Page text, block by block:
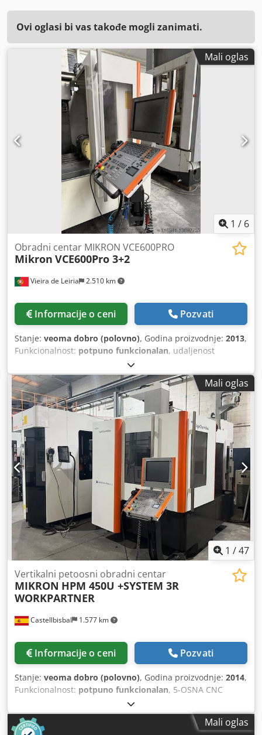
Ovi oglasi bi vas takođe mogli zanimati.
Mali oglas
1 / 6
Vieira de Leiria 2.510 km
Obradni centar MIKRON VCE600PRO
Mikron VCE600Pro 3+2
Informacije o ceni Pozvati
Stanje: veoma dobro (polovno), Godina proizvodnje: 2013,
Funkcionalnost: potpuno funkcionalan, udaljenost
, Y osa hod:
Z-ose:500 mm, proizvođač kontrolera:HEIDENHAIN,
model kontrolera:TNC 530 i, maksimalna brzina obrtanja:
10.000 o/min, broj mjesta u izmjenjivaču alata: 24
MIKRON VCE600PRO obradni centar sa hodovima na 3+2
osa X 600 Y 450 Z 540 mm, SK40 sa 10.000 o/min i ATC za
24 alata. Odlično stanje. Dwjdpfx Ajqi Ufxsdhsa
Mali oglas
1 /47
Castellbisbal 1.577 km
Vertikalni petoosni obradni centar
MIKRON HPM 450U +SYSTEM 3R
WORKPARTNER
Informacije o ceni Pozvati
Stanje: veoma dobro (polovno), Godina proizvodnje: 2014,
Funkcionalnost: potpuno funkcionalan, 5-OSNA CNC
OBRADNA CENTAR MIKRON HPM 450U + WORKPARTNER
SYSTEM 3R SA 115 POZICIJA, GODINA PROIZVODNJE 2014
OPREMLJEN HEIDENHAIN TNC 530 ELEKTRONSKI VOLAN
Mali oglas